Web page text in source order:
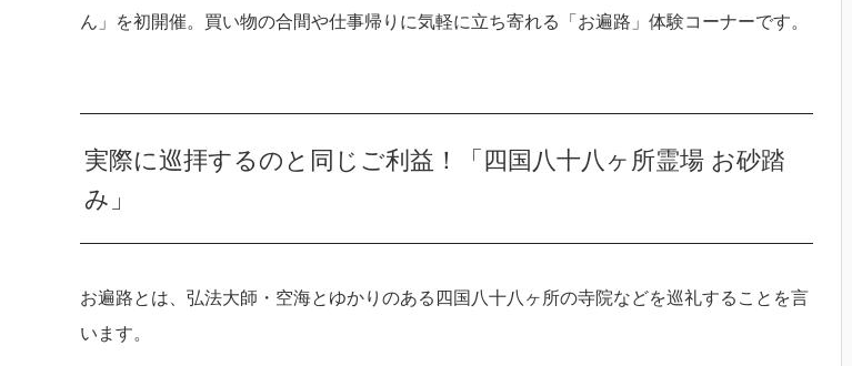
ん」を初開催。買い物の合間や仕事帰りに気軽に立ち寄れる「お遍路」体験コーナーです。
実際に巡拝するのと同じご利益！「四国八十八ヶ所霊場 お砂踏
み」
お遍路とは、弘法大師・空海とゆかりのある四国八十八ヶ所の寺院などを巡礼することを言
います。